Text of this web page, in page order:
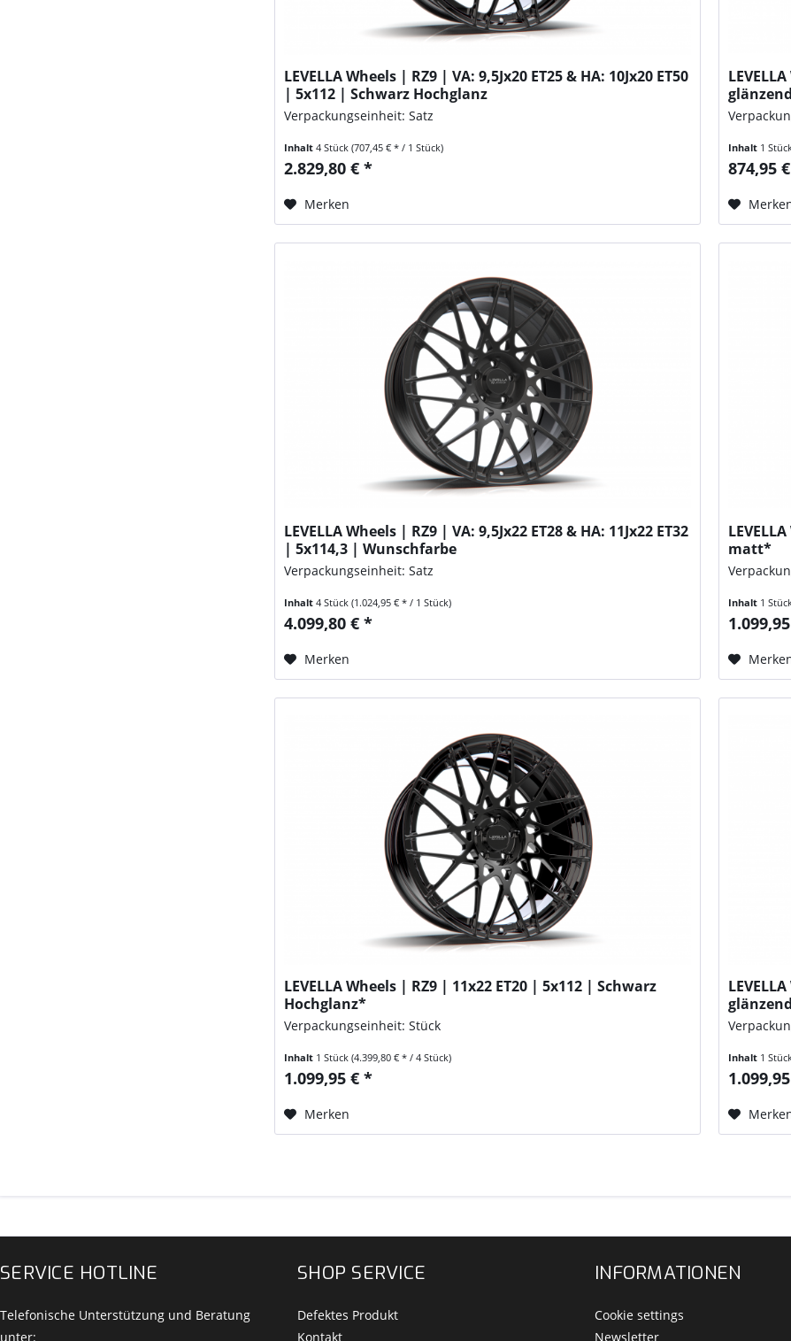
LEVELLA Wheels | RZ9 | VA: 9,5Jx20 ET25 & HA: 10Jx20 ET50
| 5x112 | Schwarz Hochglanz
Verpackungseinheit: Satz
Inhalt4 Stück(707,45 € * / 1 Stück)
2.829,80 € *
Merken
glänzend
Inhalt 1
874,95
LEVELLA Wheels | RZ9 | VA: 9,5Jx22 ET28 & HA: 11Jx22 ET32
| 5x114,3 | Wunschfarbe
Verpackungseinheit: Satz
Inhalt4 Stück(1.024,95 € * / 1 Stück)
4.099,80 € *
Merken
matt*
Inhalt 1
LEVELLA Wheels | RZ9 | 11x22 ET20 | 5x112 | Schwarz
Hochglanz*
Verpackungseinheit: Stück
Inhalt 1 Stück(4.399,80 € * / 4 Stück)
1.099,95 € *
Merken
Inhalt 1
SERVICE HOTLINE
Telefonische Unterstützung und Beratung
unter:
SHOP SERVICE
Defektes Produkt
Kontakt
INFORMATIONEN
Cookie settings
Newsletter